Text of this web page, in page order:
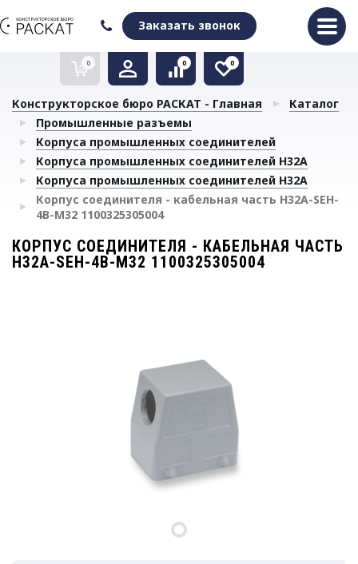
Заказать звонок
0
Очистить список сравнения
0
Очистить избранное
0
Конструкторское бюро РАСКАТ - Главная
Каталог
Промышленные разъемы
Корпуса промышленных соединителей
Корпуса промышленных соединителей H32A
Корпуса промышленных соединителей H32A
Корпус соединителя - кабельная часть H32A-SEH-
4B-M32 1100325305004
КОРПУС СОЕДИНИТЕЛЯ - КАБЕЛЬНАЯ ЧАСТЬ
H32A-SEH-4B-M32 1100325305004